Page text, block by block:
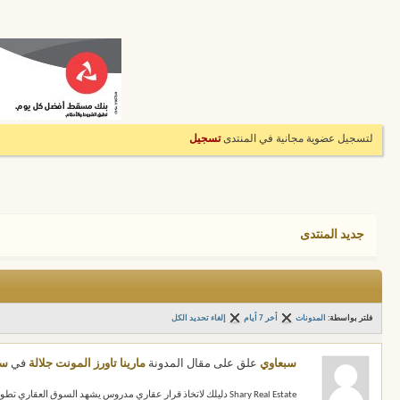
لتسجيل عضوية مجانية في المنتدىتسجيل
جديد المنتدى
فلتر بواسطة: المدونات أخر 7 أيام إلغاء تحديد الكل
سبعاوي علق على مقال المدونة مارينا تاورز المونت جلالة في
Shary Real Estate دليلك لاتخاذ قرار عقاري مدروس يشهد السوق العقاري تطوراً مستمراً مع ظهور مشروعات جديدة واختلاف الأسعار والمساحات وأنظمة السداد...